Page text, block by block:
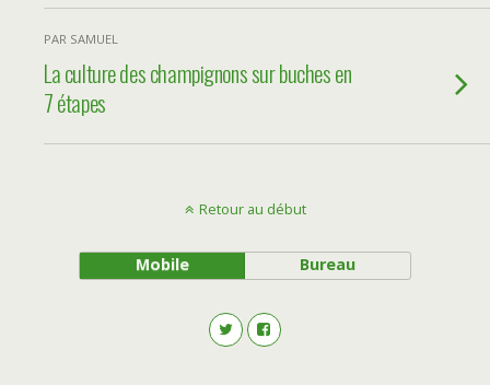
PAR SAMUEL
La culture des champignons sur buches en
7 étapes
Retour au début
Mobile Bureau